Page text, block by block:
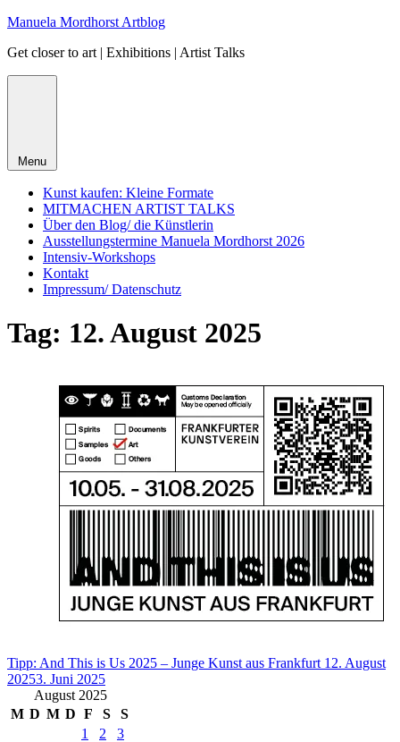
Skip
content
Manuela Mordhorst Artblog
Get closer to art | Exhibitions | Artist Talks
Menu
Kunst kaufen: Kleine Formate
MITMACHEN ARTIST TALKS
Über den Blog/ die Künstlerin
Ausstellungstermine Manuela Mordhorst 2026
Intensiv-Workshops
Kontakt
Impressum/ Datenschutz
Tag: 12. August 2025
Tipp: And This is Us 2025 – Junge Kunst aus Frankfurt 12. August
20253. Juni 2025
August 2025
M D M D F S
S
1
2
3